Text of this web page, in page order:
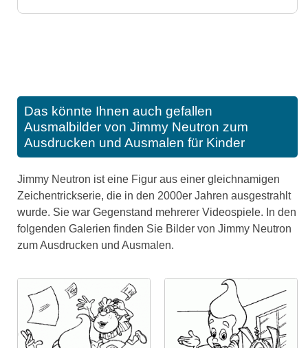
Das könnte Ihnen auch gefallen
Ausmalbilder von Jimmy Neutron zum
Ausdrucken und Ausmalen für Kinder
Jimmy Neutron ist eine Figur aus einer gleichnamigen
Zeichentrickserie, die in den 2000er Jahren ausgestrahlt
wurde. Sie war Gegenstand mehrerer Videospiele. In den
folgenden Galerien finden Sie Bilder von Jimmy Neutron
zum Ausdrucken und Ausmalen.